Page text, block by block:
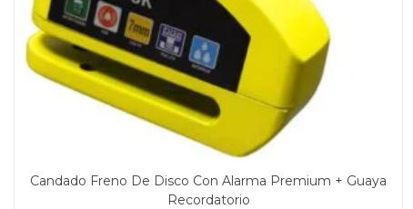
Candado Freno De Disco Con Alarma Premium + Guaya
Recordatorio